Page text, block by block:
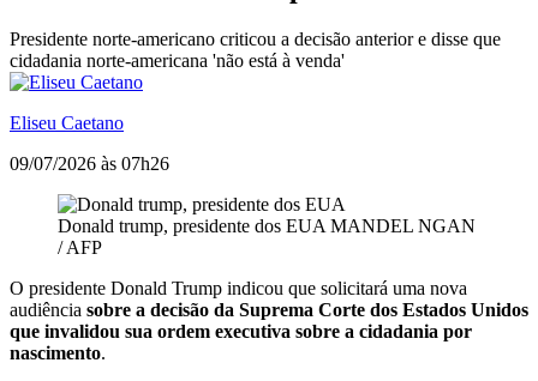
Presidente norte-americano criticou a decisão anterior e disse que
cidadania norte-americana 'não está à venda'
Eliseu Caetano
09/07/2026 às 07h26
Donald trump, presidente dos EUA MANDEL NGAN
/ AFP
O presidente Donald Trump indicou que solicitará uma nova
audiência sobre a decisão da Suprema Corte dos Estados Unidos
que invalidou sua ordem executiva sobre a cidadania por
nascimento.